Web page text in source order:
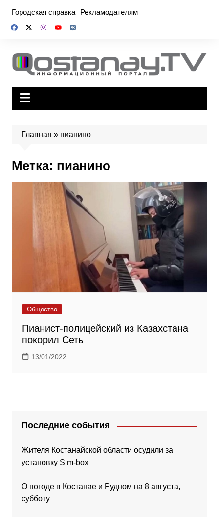
содержимому
Городская справка Рекламодателям
Главная » пианино
Метка: пианино
Общество
Пианист-полицейский из Казахстана
покорил Сеть
13/01/2022
Последние события
Жителя Костанайской области осудили за
установку Sim-box
О погоде в Костанае и Рудном на 8 августа,
субботу